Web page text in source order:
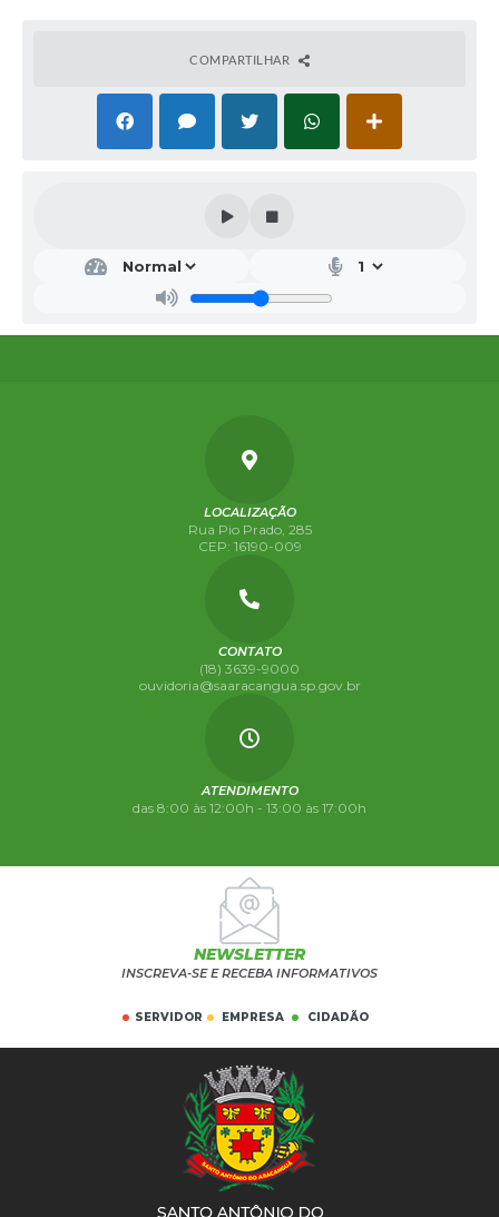
COMPARTILHAR
LOCALIZAÇÃO
Rua Pio Prado, 285
CEP: 16190-009
CONTATO
(18) 3639-9000
ouvidoria@saaracangua.sp.gov.br
ATENDIMENTO
das 8:00 às 12:00h - 13:00 às 17:00h
NEWSLETTER
INSCREVA-SE E RECEBA INFORMATIVOS
SERVIDOR EMPRESA CIDADÃO